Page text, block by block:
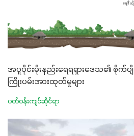
အပူပိုင်းမိုးနည်းရေရရှားဒေသ၏ စိုက်ပျို
ကြိုးပမ်းအားထုတ်မှုများ
ပတ်ဝန်းကျင်ဆိုင်ရာ